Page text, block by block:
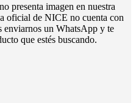
presenta imagen en nuestra
oficial de NICE no cuenta con
enviarnos un WhatsApp y te
que estés buscando.